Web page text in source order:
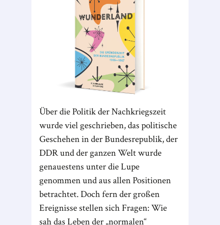
Über die Politik der Nachkriegszeit
wurde viel geschrieben, das politische
Geschehen in der Bundesrepublik, der
DDR und der ganzen Welt wurde
genauestens unter die Lupe
genommen und aus allen Positionen
betrachtet. Doch fern der großen
Ereignisse stellen sich Fragen: Wie
sah das Leben der „normalen“